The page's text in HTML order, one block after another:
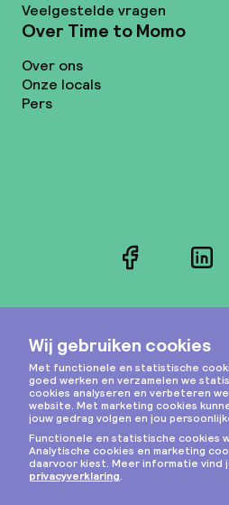
Veelgestelde vragen
Over Time to Momo
Over ons
Onze locals
Pers
Facebook